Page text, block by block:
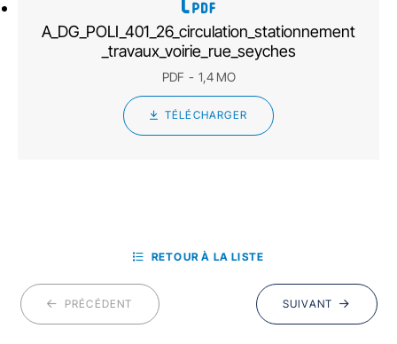
A_DG_POLI_401_26_circulation_stationnement
_travaux_voirie_rue_seyches
PDF 1,4 MO
TÉLÉCHARGER
PRÉCÉDENT
RETOUR À LA LISTE
SUIVANT